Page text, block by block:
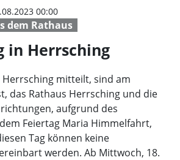
dem Rathaus
00:00
in Herrsching
Herrsching mitteilt, sind am
das Rathaus Herrsching und die
aufgrund des
Feiertag Maria Himmelfahrt,
Tag können keine
werden. Ab Mittwoch, 18.